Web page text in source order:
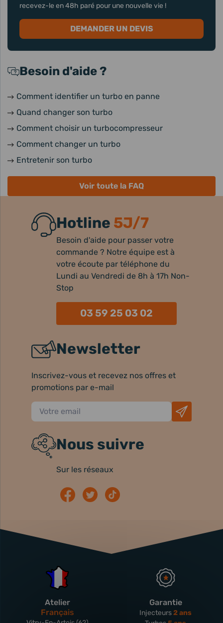
recevez-le en 48h paré pour une nouvelle vie !
DEMANDER UN DEVIS
Besoin d'aide ?
Comment identifier un turbo en panne
Quand changer son turbo
Comment choisir un turbocompresseur
Comment changer un turbo
Entretenir son turbo
Voir toute la FAQ
Hotline 5J/7
Besoin d'aide pour passer votre
commande ? Notre équipe est à
votre écoute par téléphone du
Lundi au Vendredi de 8h à 17h Non-
Stop
03 59 25 03 02
Newsletter
Inscrivez-vous et recevez nos offres et
promotions par e-mail
Nous suivre
Sur les réseaux
Atelier
Français
Garantie
Injecteurs2 ans